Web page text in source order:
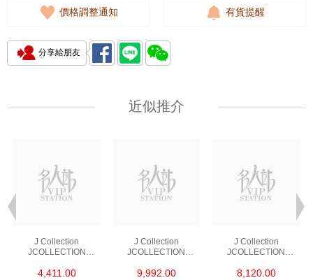
價格調整通知 有貨提醒
分享給朋友
近似推介
J Collection
JCOLLECTION
RDDI 0.48 CT18KR
4,411.00
J Collection
JCOLLECTION
RDDI 1.34 CT18KW
9,992.00
J Collection
JCOLLECTION
W/DIAMOND 7
8,120.00